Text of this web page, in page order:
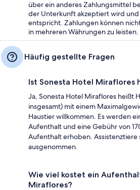
über ein anderes Zahlungsmittel
der Unterkunft akzeptiert wird
entspricht. Zahlungen können
in mehreren Währungen zu leisten.
Häufig gestellte Fragen
Ist Sonesta Hotel Miraflores
Ja, Sonesta Hotel Miraflores heißt
insgesamt) mit einem
Haustier willkommen. Es werden
Aufenthalt und eine Gebühr von
Aufenthalt erhoben.
ausgenommen.
Wie viel kostet ein
Miraflores?